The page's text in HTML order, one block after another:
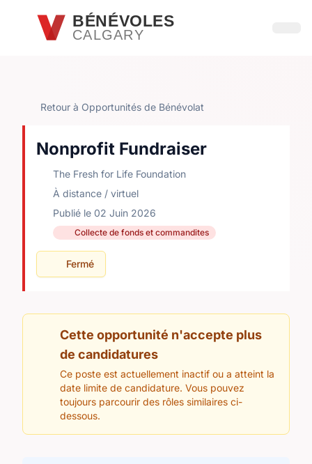
Passer au contenu principal
BÉNÉVOLES
CALGARY
Retour à Opportunités de Bénévolat
Nonprofit Fundraiser
The Fresh for Life Foundation
À distance / virtuel
Publié le 02 Juin 2026
Collecte de fonds et commandites
Fermé
Cette opportunité n'accepte plus
de candidatures
Ce poste est actuellement inactif ou a atteint la
date limite de candidature. Vous pouvez
toujours parcourir des rôles similaires ci-
dessous.